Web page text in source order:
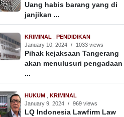
Uang habis barang yang di
janjikan ...
KRIMINAL
PENDIDIKAN
January 10, 2024 / 1033 views
Pihak kejaksaan Tangerang
akan menulusuri pengadaan
...
HUKUM
KRIMINAL
January 9, 2024 / 969 views
LQ Indonesia Lawfirm Law